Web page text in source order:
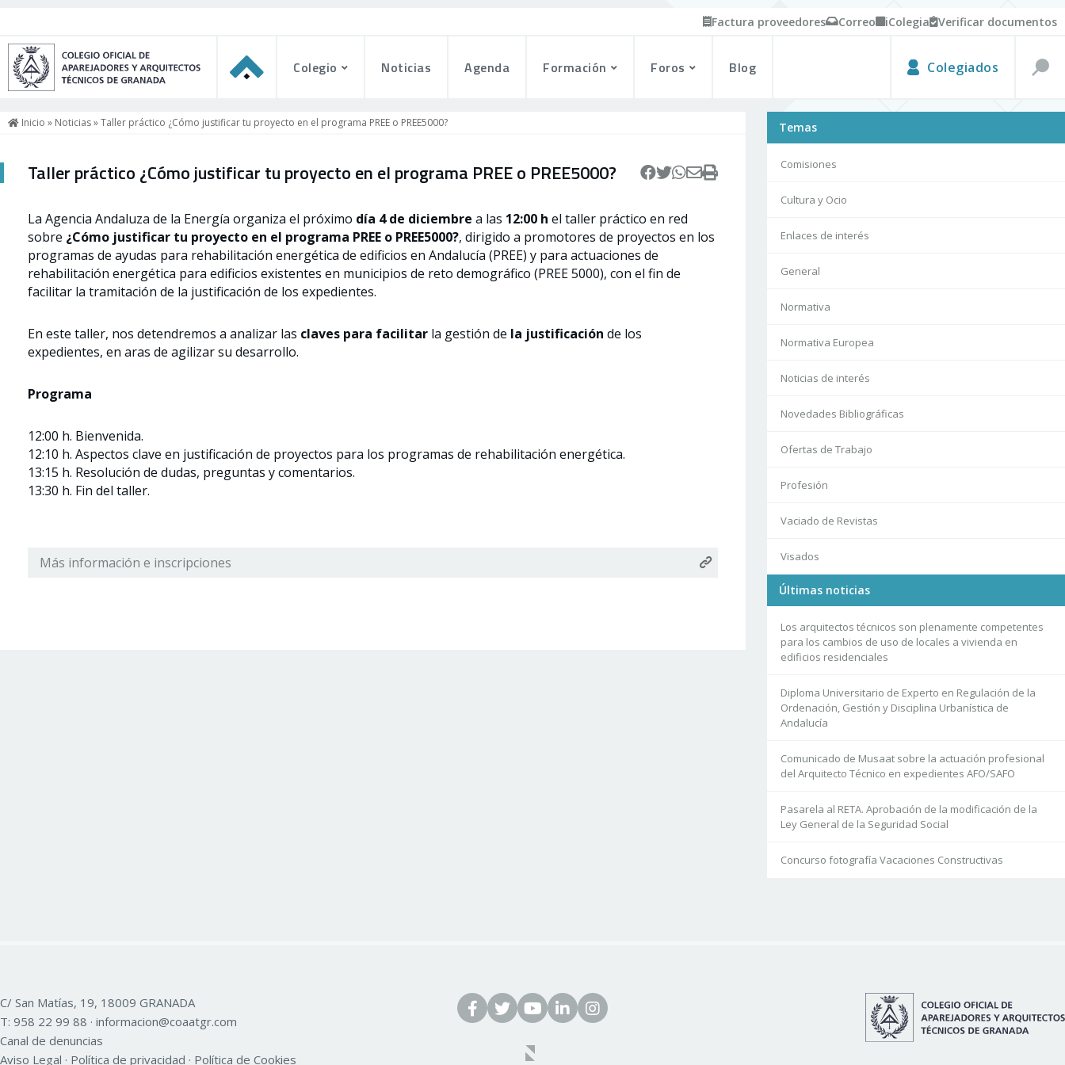
Factura proveedores Correo iColegia Verificar documentos
Colegio Noticias Agenda Formación Foros Blog Colegiados
Inicio » Noticias» Taller práctico ¿Cómo justificar tu proyecto en el programa PREE o PREE5000?
Taller práctico ¿Cómo justificar tu proyecto en el programa PREE o PREE5000?
La Agencia Andaluza de la Energía organiza el próximo día 4 de diciembre a las 12:00 h el taller práctico en red
sobre ¿Cómo justificar tu proyecto en el programa PREE o PREE5000?, dirigido a promotores de proyectos en los
programas de ayudas para rehabilitación energética de edificios en Andalucía (PREE) y para actuaciones de
rehabilitación energética para edificios existentes en municipios de reto demográfico (PREE 5000), con el fin de
facilitar la tramitación de la justificación de los expedientes.
En este taller, nos detendremos a analizar las claves para facilitar la gestión de la justificación de los
expedientes, en aras de agilizar su desarrollo.
Programa
12:00 h. Bienvenida.
12:10 h. Aspectos clave en justificación de proyectos para los programas de rehabilitación energética.
13:15 h. Resolución de dudas, preguntas y comentarios.
13:30 h. Fin del taller.
Más información e inscripciones
Temas
Comisiones
Cultura y Ocio
Enlaces de interés
General
Normativa
Normativa Europea
Noticias de interés
Novedades Bibliográficas
Ofertas de Trabajo
Profesión
Vaciado de Revistas
Visados
Últimas noticias
Los arquitectos técnicos son plenamente competentes
para los cambios de uso de locales a vivienda en
edificios residenciales
Diploma Universitario de Experto en Regulación de la
Ordenación, Gestión y Disciplina Urbanística de
Andalucía
Comunicado de Musaat sobre la actuación profesional
del Arquitecto Técnico en expedientes AFO/SAFO
Pasarela al RETA. Aprobación de la modificación de la
Ley General de la Seguridad Social
Concurso fotografía Vacaciones Constructivas
C/ San Matías, 19, 18009 GRANADA
T: 958 22 99 88 · informacion@coaatgr.com
Canal de denuncias
Aviso Legal · Política de privacidad · Política de Cookies